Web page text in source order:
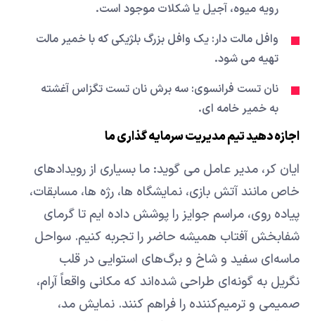
رویه میوه، آجیل یا شکلات موجود است.
وافل مالت دار: یک وافل بزرگ بلژیکی که با خمیر مالت
تهیه می شود.
نان تست فرانسوی: سه برش نان تست تگزاس آغشته
به خمیر خامه ای.
اجازه دهید تیم مدیریت سرمایه گذاری ما
ایان کر، مدیر عامل می گوید: ما بسیاری از رویدادهای
خاص مانند آتش بازی، نمایشگاه ها، رژه ها، مسابقات،
پیاده روی، مراسم جوایز را پوشش داده ایم تا گرمای
شفابخش آفتاب همیشه حاضر را تجربه کنیم. سواحل
ماسه‌ای سفید و شاخ و برگ‌های استوایی در قلب
نگریل به گونه‌ای طراحی شده‌اند که مکانی واقعاً آرام،
صمیمی و ترمیم‌کننده را فراهم کنند. نمایش مد،